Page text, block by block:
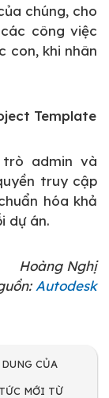
chúng, cho
công việc
con, khi nhân
Template
admin và
truy cập
hóa khả
dự án.
Hoàng Nghị
Autodesk
CỦA
MỚI TỪ